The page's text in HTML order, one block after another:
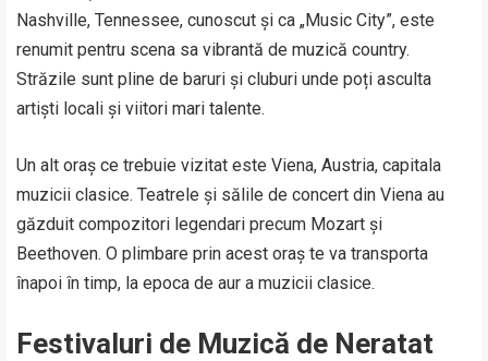
Nashville, Tennessee, cunoscut și ca „Music City”, este
renumit pentru scena sa vibrantă de muzică country.
Străzile sunt pline de baruri și cluburi unde poți asculta
artiști locali și viitori mari talente.
Un alt oraș ce trebuie vizitat este Viena, Austria, capitala
muzicii clasice. Teatrele și sălile de concert din Viena au
găzduit compozitori legendari precum Mozart și
Beethoven. O plimbare prin acest oraș te va transporta
înapoi în timp, la epoca de aur a muzicii clasice.
Festivaluri de Muzică de Neratat